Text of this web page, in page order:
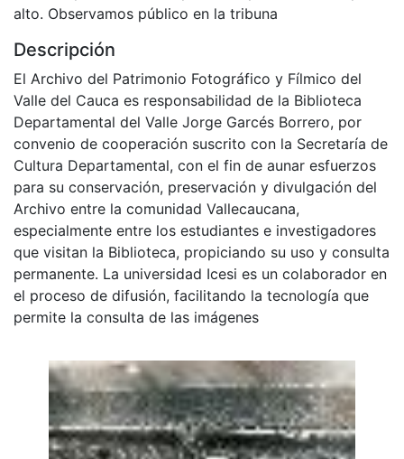
alto. Observamos público en la tribuna
Descripción
El Archivo del Patrimonio Fotográfico y Fílmico del
Valle del Cauca es responsabilidad de la Biblioteca
Departamental del Valle Jorge Garcés Borrero, por
convenio de cooperación suscrito con la Secretaría de
Cultura Departamental, con el fin de aunar esfuerzos
para su conservación, preservación y divulgación del
Archivo entre la comunidad Vallecaucana,
especialmente entre los estudiantes e investigadores
que visitan la Biblioteca, propiciando su uso y consulta
permanente. La universidad Icesi es un colaborador en
el proceso de difusión, facilitando la tecnología que
permite la consulta de las imágenes